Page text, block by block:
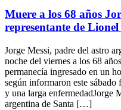
Muere a los 68 años
representante de Lionel
Jorge Messi, padre del astro
noche del viernes a los 68
permanecía ingresado en un
según informaron este
y una larga enfermedadJorge
argentina de Santa […]